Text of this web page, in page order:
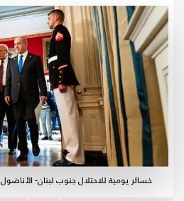
خسائر يومية للاحتلال جنوب لبنان- الأناضول